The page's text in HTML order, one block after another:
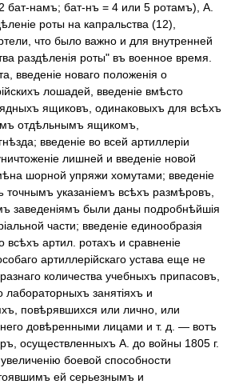
бат-намъ; бат-нъ = 4 или 5 ротамъ), А.
роты на капральства (12),
что было важно и для внутренней
раздѣленія роты" въ военное время.
введеніе новаго положенія о
лошадей, введеніе вмѣсто
ящиковъ, одинаковыхъ для всѣхъ
отдѣльнымъ ящикомъ,
введеніе во всей артиллеріи
лишней и введеніе новой
шорной упряжи хомутами; введеніе
точнымъ указаніемъ всѣхъ размѣровъ,
заведеніямъ были даны подробнѣйшія
части; введеніе единообразія
всѣхъ артил. ротахъ и сравненіе
артиллерійскаго устава еще не
количества учебныхъ припасовъ,
лабораторныхъ занятіяхъ и
повѣрявшихся или лично, или
довѣренными лицами и т. д. — вотъ
осуществленныхъ А. до войны 1805 г.
боевой способности
ей серьезнымъ и